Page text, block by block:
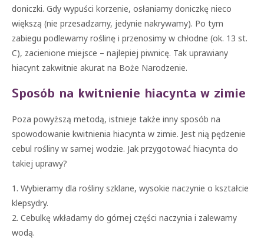
doniczki. Gdy wypuści korzenie, osłaniamy doniczkę nieco
większą (nie przesadzamy, jedynie nakrywamy). Po tym
zabiegu podlewamy roślinę i przenosimy w chłodne (ok. 13 st.
C), zacienione miejsce – najlepiej piwnicę. Tak uprawiany
hiacynt zakwitnie akurat na Boże Narodzenie.
Sposób na kwitnienie hiacynta w zimie
Poza powyższą metodą, istnieje także inny sposób na
spowodowanie kwitnienia hiacynta w zimie. Jest nią pędzenie
cebul rośliny w samej wodzie. Jak przygotować hiacynta do
takiej uprawy?
1. Wybieramy dla rośliny szklane, wysokie naczynie o kształcie
klepsydry.
2. Cebulkę wkładamy do górnej części naczynia i zalewamy
wodą.